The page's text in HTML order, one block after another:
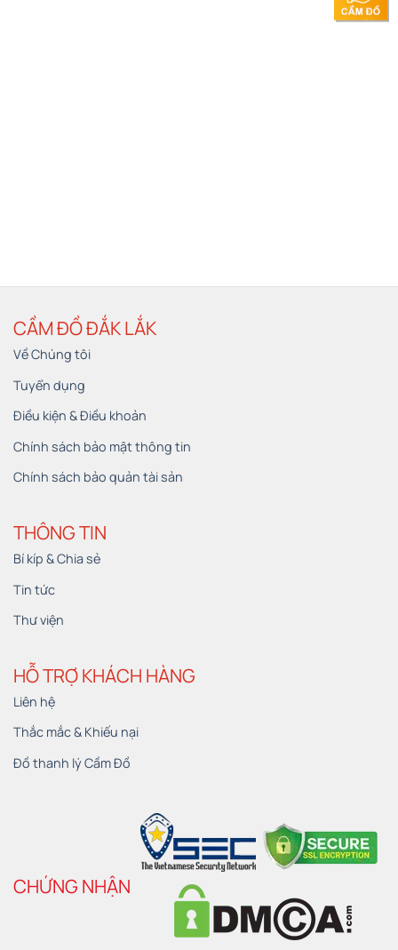
CẦM ĐỒ ĐẮK LẮK
Về Chúng tôi
Tuyển dụng
Điều kiện & Điều khoản
Chính sách bảo mật thông tin
Chính sách bảo quản tài sản
THÔNG TIN
Bí kíp & Chia sẻ
Tin tức
Thư viện
HỖ TRỢ KHÁCH HÀNG
Liên hệ
Thắc mắc & Khiếu nại
Đồ thanh lý Cầm Đồ
CHỨNG NHẬN